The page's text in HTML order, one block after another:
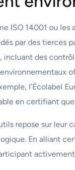
ISO 14001 ou les
par des tierces
incluant des
l’Écolabel
en certifiant
repose sur leur
En alliant